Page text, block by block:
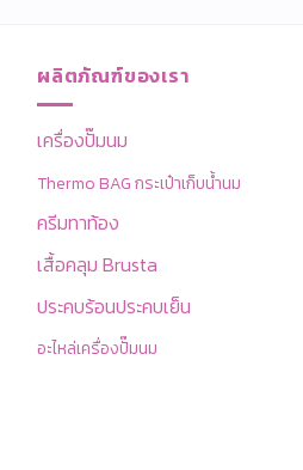
ผลิตภัณฑ์ของเรา
เครื่องปั๊มนม
Thermo BAG กระเป๋าเก็บน้ำนม
ครีมทาท้อง
เสื้อคลุม Brusta
ประคบร้อนประคบเย็น
อะไหล่เครื่องปั๊มนม